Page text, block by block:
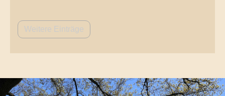
Weitere Einträge